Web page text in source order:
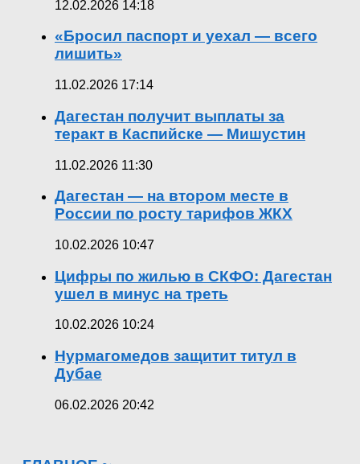
12.02.2026 14:18
«Бросил паспорт и уехал — всего
лишить»
11.02.2026 17:14
Дагестан получит выплаты за
теракт в Каспийске — Мишустин
11.02.2026 11:30
Дагестан — на втором месте в
России по росту тарифов ЖКХ
10.02.2026 10:47
Цифры по жилью в СКФО: Дагестан
ушел в минус на треть
10.02.2026 10:24
Нурмагомедов защитит титул в
Дубае
06.02.2026 20:42